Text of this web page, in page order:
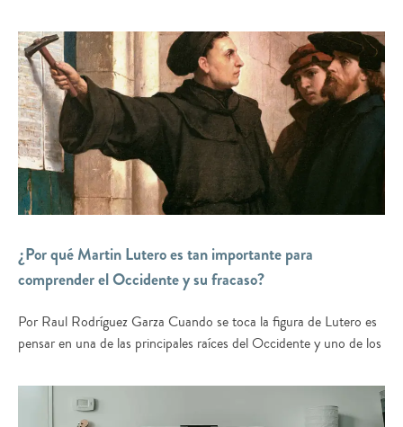
¿Por qué Martin Lutero es tan importante para
comprender el Occidente y su fracaso?
Por Raul Rodríguez Garza Cuando se toca la figura de Lutero es
pensar en una de las principales raíces del Occidente y uno de los